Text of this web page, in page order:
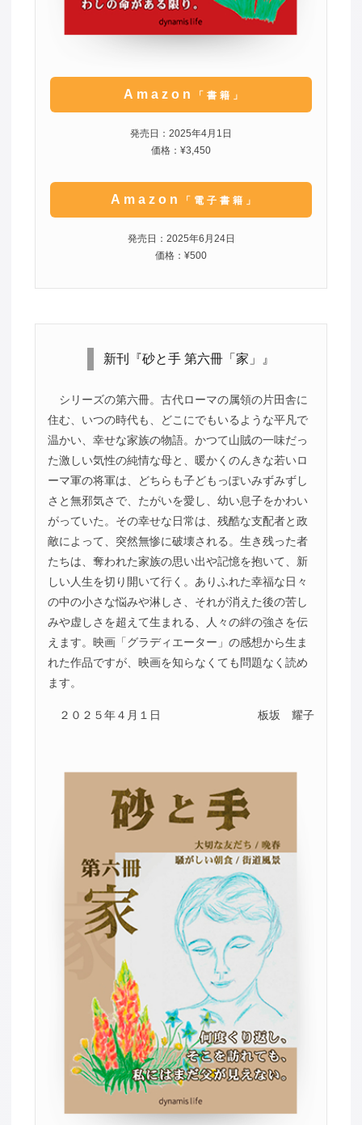
Amazon 「書籍」
発売日：2025年4月1日
価格：¥3,450
Amazon 「電子書籍」
発売日：2025年6月24日
価格：¥500
新刊『砂と手 第六冊「家」』
シリーズの第六冊。古代ローマの属領の片田舎に
住む、いつの時代も、どこにでもいるような平凡で
温かい、幸せな家族の物語。かつて山賊の一味だっ
た激しい気性の純情な母と、暖かくのんきな若いロ
ーマ軍の将軍は、どちらも子どもっぽいみずみずし
さと無邪気さで、たがいを愛し、幼い息子をかわい
がっていた。その幸せな日常は、残酷な支配者と政
敵によって、突然無惨に破壊される。生き残った者
たちは、奪われた家族の思い出や記憶を抱いて、新
しい人生を切り開いて行く。ありふれた幸福な日々
の中の小さな悩みや淋しさ、それが消えた後の苦し
みや虚しさを超えて生まれる、人々の絆の強さを伝
えます。映画「グラディエーター」の感想から生ま
れた作品ですが、映画を知らなくても問題なく読め
ます。
２０２５年４月１日 板坂 耀子